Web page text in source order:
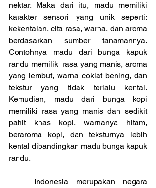
nektar. Maka dari itu, madu memiliki
karakter sensori yang unik seperti:
kekentalan, cita rasa, warna, dan aroma
berdasarkan sumber tanamannya.
Contohnya madu dari bunga kapuk
randu memiliki rasa yang manis, aroma
yang lembut, warna coklat bening, dan
tekstur yang tidak terlalu kental.
Kemudian, madu dari bunga kopi
memiliki rasa yang manis dan sedikit
pahit khas kopi, warnanya hitam,
beraroma kopi, dan teksturnya lebih
kental dibandingkan madu bunga kapuk
randu.